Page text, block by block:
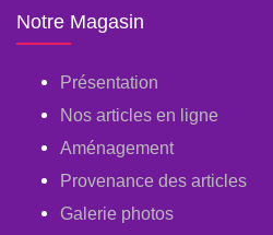
Notre Magasin
Présentation
Nos articles en ligne
Aménagement
Provenance des articles
Galerie photos